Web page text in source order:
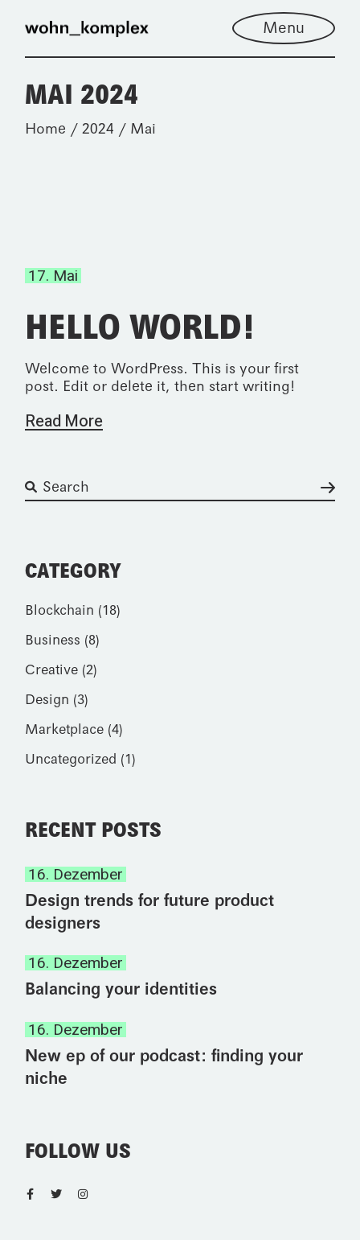
content
Menu
MAI 2024
Home 2024 Mai
17. Mai
HELLO WORLD!
Welcome to WordPress. This is your first
post. Edit or delete it, then start writing!
Read More
Suchen
CATEGORY
Blockchain (18)
Business (8)
Creative (2)
Design (3)
Marketplace (4)
Uncategorized (1)
RECENT POSTS
16. Dezember
Design trends for future product
designers
16. Dezember
Balancing your identities
16. Dezember
New ep of our podcast: finding your
niche
FOLLOW US